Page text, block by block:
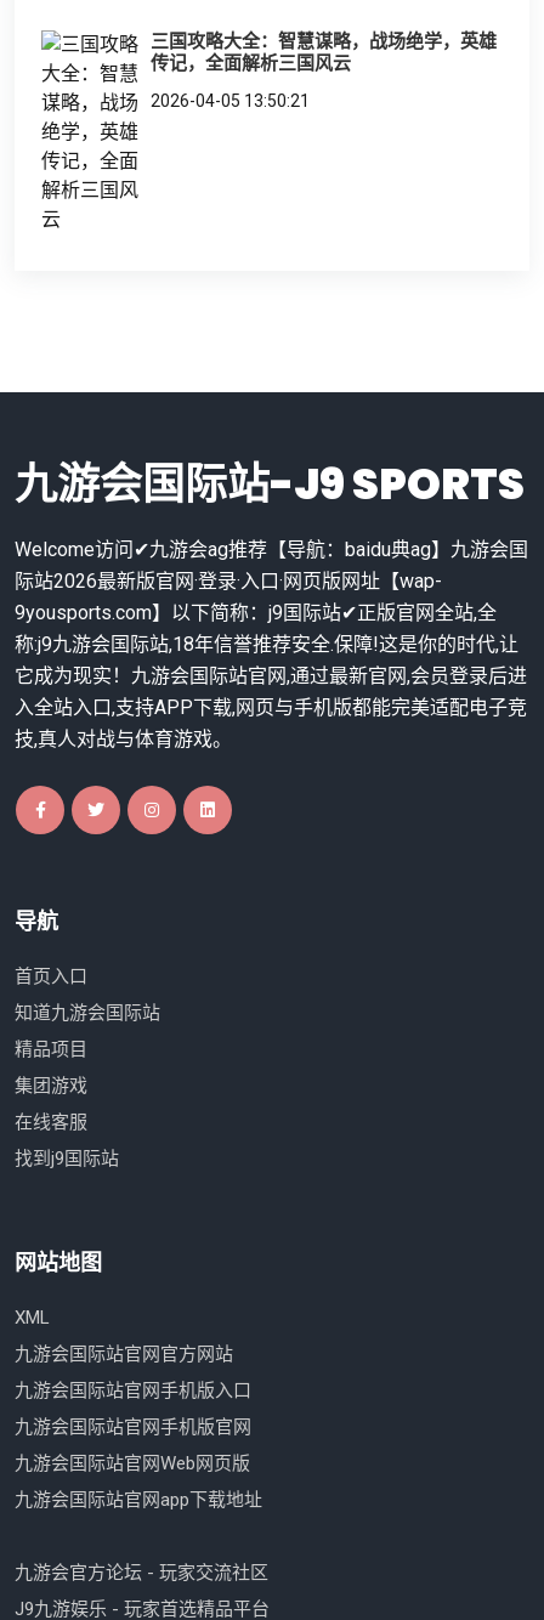
三国攻略大全：智慧谋略，战场绝学，英雄
传记，全面解析三国风云
2026-04-05 13:50:21
九游会国际站-J9 SPORTS
Welcome访问✔九游会ag推荐【导航：baidu典ag】九游会国
际站2026最新版官网·登录·入口·网页版网址【wap-
9yousports.com】以下简称：j9国际站✔正版官网全站,全
称:j9九游会国际站,18年信誉推荐安全.保障!这是你的时代,让
它成为现实！九游会国际站官网,通过最新官网,会员登录后进
入全站入口,支持APP下载,网页与手机版都能完美适配电子竞
技,真人对战与体育游戏。
导航
首页入口
知道九游会国际站
精品项目
集团游戏
在线客服
找到j9国际站
网站地图
XML
九游会国际站官网官方网站
九游会国际站官网手机版入口
九游会国际站官网手机版官网
九游会国际站官网Web网页版
九游会国际站官网app下载地址
九游会官方论坛 - 玩家交流社区
J9九游娱乐 - 玩家首选精品平台